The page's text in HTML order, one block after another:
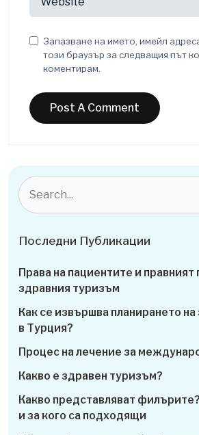
Запазване на името, имейл
този браузър за следващия път
коментирам.
Последни Публикации
Права на пациентите и правният
здравния туризъм
Как се извършва планирането на
в Турция?
Процес на лечение за
Какво е здравен туризъм?
Какво представляват
и за кого са подходящи